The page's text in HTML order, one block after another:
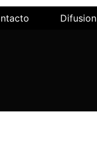
Difusion